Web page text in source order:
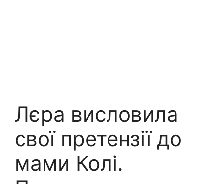
Лєра висловила
свої претензії до
мами Колі.